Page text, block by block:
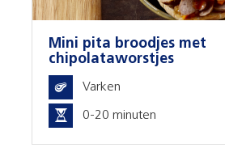
Mini pita broodjes met
chipolataworstjes
Varken
0-20 minuten